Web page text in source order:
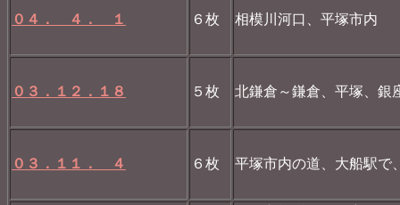
０４． ４． １ ６枚 相模川河口、平塚市内
０３．１２．１８ ５枚 北鎌倉～鎌倉、平塚、銀
０３．１１． ４ ６枚 平塚市内の道、大船駅で